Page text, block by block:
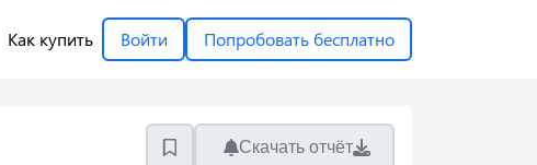
Как купить Войти Попробовать бесплатно
Скачать отчёт